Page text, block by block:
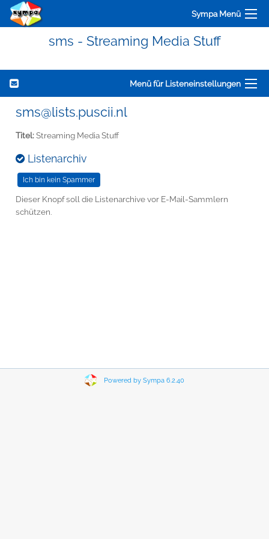
Sympa Menü
sms - Streaming Media Stuff
Menü für Listeneinstellungen
sms@lists.puscii.nl
Titel:Streaming Media Stuff
Listenarchiv
Dieser Knopf soll die Listenarchive vor E-Mail-Sammlern
schützen.
Powered by Sympa 6.2.40